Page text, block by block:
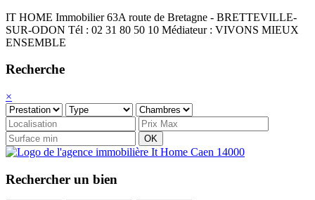
IT HOME Immobilier 63A route de Bretagne - BRETTEVILLE-
SUR-ODON Tél : 02 31 80 50 10 Médiateur : VIVONS MIEUX
ENSEMBLE
Recherche
×
OK
Rechercher un bien